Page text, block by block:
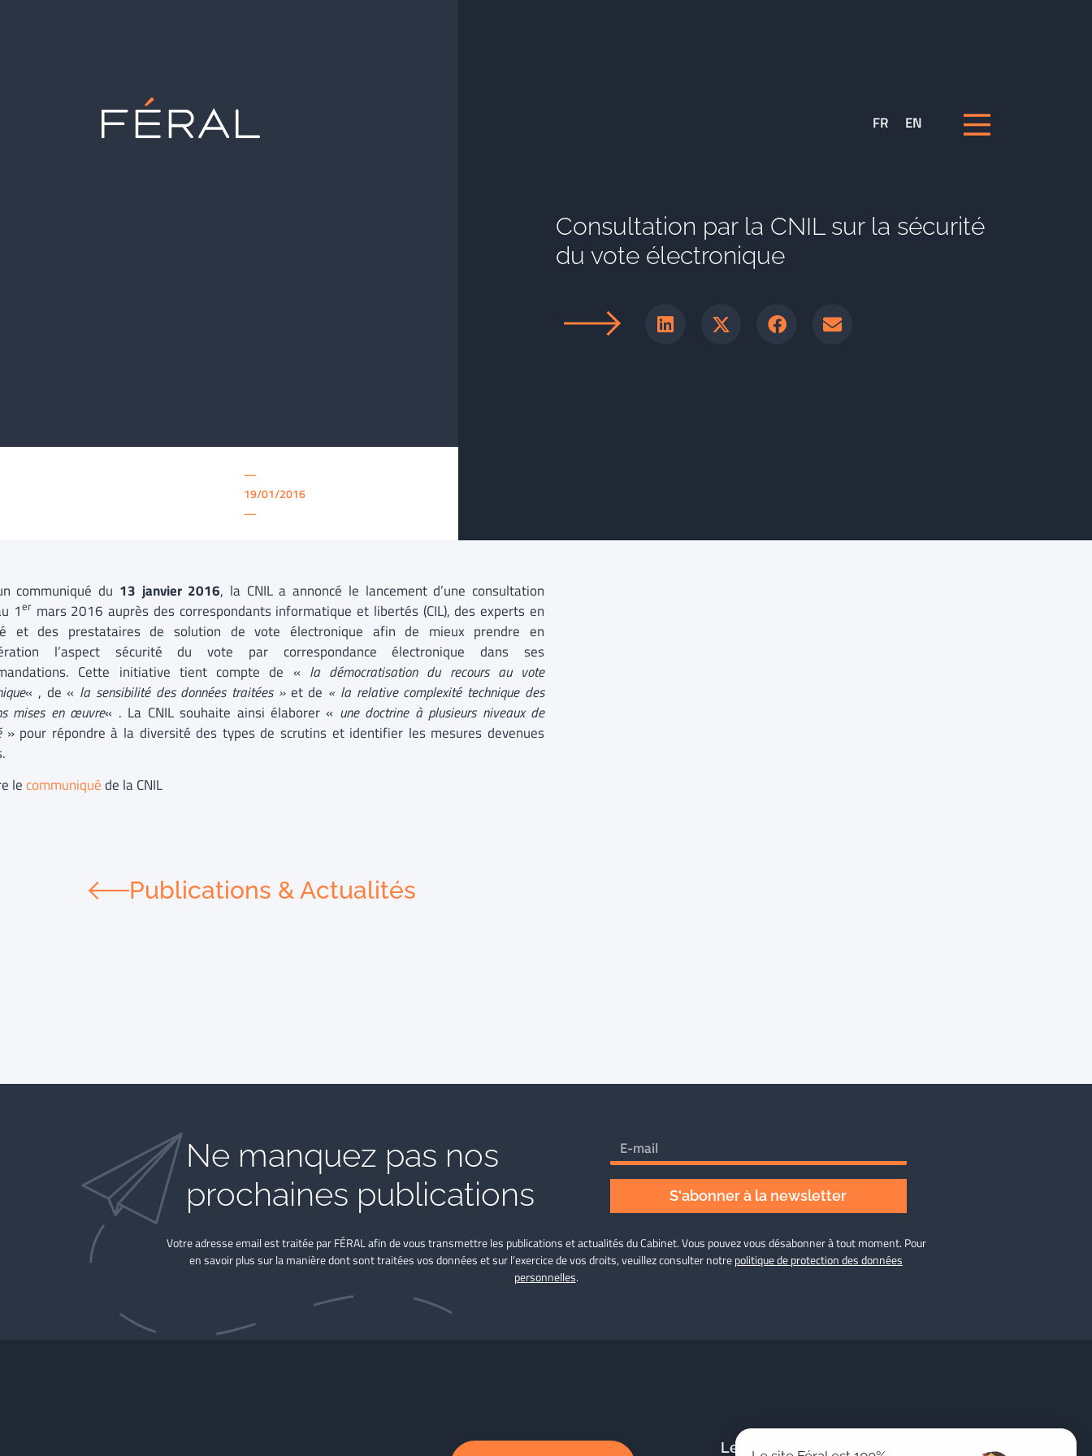
FR EN
—
19/01/2016
—
Consultation par la CNIL sur la sécurité
du vote électronique
communiqué du 13 janvier 2016, la CNIL a annoncé le lancement d’une consultation
1ermars 2016 auprès des correspondants informatique et libertés (CIL), des experts en
et des prestataires de solution de vote électronique afin de mieux prendre en
l’aspect sécurité du vote par correspondance électronique dans ses
Cette initiative tient compte de « la démocratisation du recours au vote
« , de « la sensibilité des données traitées » et de « la relative complexité technique des
mises en œuvre« . La CNIL souhaite ainsi élaborer « une doctrine à plusieurs niveaux de
» pour répondre à la diversité des types de scrutins et identifier les mesures devenues
lecommuniquéde la CNIL
Publications & Actualités
Ne manquez pas nos
prochaines publications
S'abonner à la newsletter
Votre adresse email est traitée par FÉRAL afin de vous transmettre les publications et actualités du Cabinet. Vous pouvez vous désabonner à tout moment. Pour
en savoir plus sur la manière dont sont traitées vos données et sur l’exercice de vos droits, veuillez consulter notrepolitique de protection des données
personnelles.
Le Cabinet Publications &